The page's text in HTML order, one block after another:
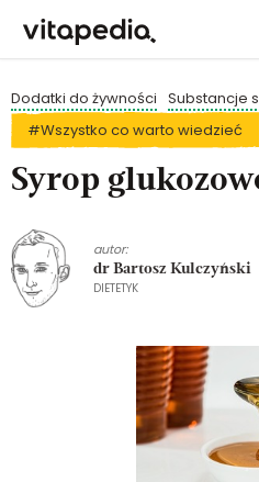
Dodatki do żywności Substancje
#Wszystko co warto wiedzieć
Syrop
autor:
dr Bartosz Kulczyński
DIETETYK